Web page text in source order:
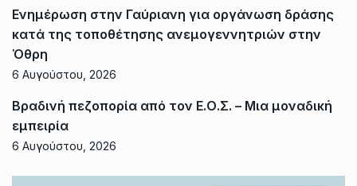
Ενημέρωση στην Γαύριανη για οργάνωση δράσης
κατά της τοποθέτησης ανεμογεννητριών στην
Όθρη
6 Αυγούστου, 2026
Βραδινή πεζοπορία από τον Ε.Ο.Σ. – Μια μοναδική
εμπειρία
6 Αυγούστου, 2026